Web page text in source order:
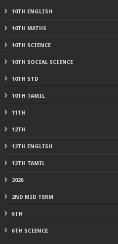
10TH ENGLISH
10TH MATHS
10TH SCIENCE
10TH SOCIAL SCIENCE
10TH STD
10TH TAMIL
11TH
12TH
12TH ENGLISH
12TH TAMIL
2026
2ND MID TERM
6TH
6TH SCIENCE